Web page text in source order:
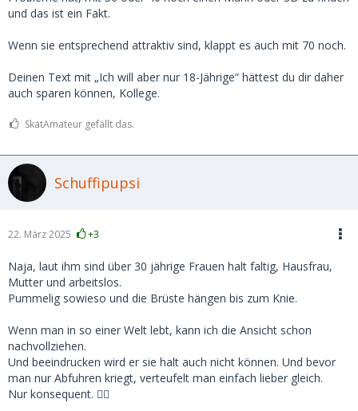
und das ist ein Fakt.
Wenn sie entsprechend attraktiv sind, klappt es auch mit 70 noch.
Deinen Text mit „Ich will aber nur 18-Jährige“ hättest du dir daher
auch sparen können, Kollege.
SkatAmateur gefällt das.
Schuffipupsi
22. März 2025 +3
Naja, laut ihm sind über 30 jährige Frauen halt faltig, Hausfrau,
Mutter und arbeitslos.
Pummelig sowieso und die Brüste hängen bis zum Knie.
Wenn man in so einer Welt lebt, kann ich die Ansicht schon
nachvollziehen.
Und beeindrucken wird er sie halt auch nicht können. Und bevor
man nur Abfuhren kriegt, verteufelt man einfach lieber gleich.
Nur konsequent. ☝🏻